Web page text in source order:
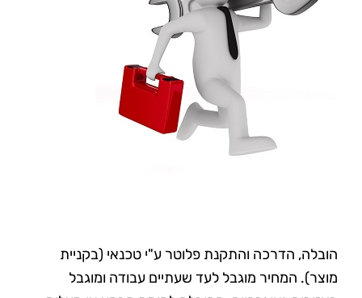
הובלה, הדרכה והתקנת פלוטר ע"י טכנאי (בקניית
מוצר). המחיר מוגבל לעד שעתיים עבודה ומוגבל